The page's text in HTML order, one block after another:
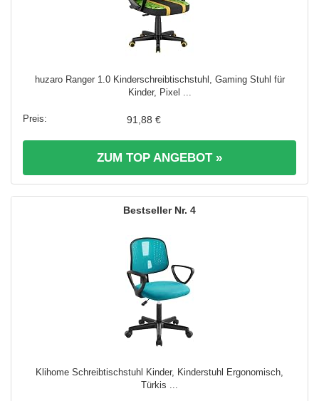
huzaro Ranger 1.0 Kinderschreibtischstuhl, Gaming Stuhl für
Kinder, Pixel ...
91,88 €
ZUM TOP ANGEBOT »
4
Klihome Schreibtischstuhl Kinder, Kinderstuhl Ergonomisch,
Türkis ...